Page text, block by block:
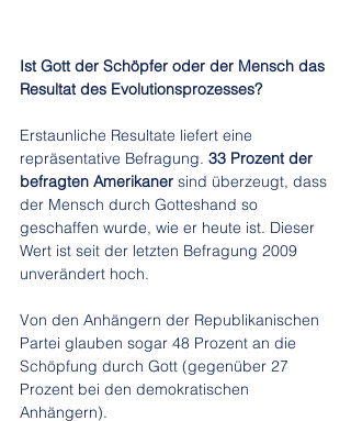
Ist Gott der Schöpfer oder der Mensch das
Resultat des Evolutionsprozesses?
Erstaunliche Resultate liefert eine
repräsentative Befragung. 33 Prozent der
befragten Amerikaner sind überzeugt, dass
der Mensch durch Gotteshand so
geschaffen wurde, wie er heute ist. Dieser
Wert ist seit der letzten Befragung 2009
unverändert hoch.
Von den Anhängern der Republikanischen
Partei glauben sogar 48 Prozent an die
Schöpfung durch Gott (gegenüber 27
Prozent bei den demokratischen
Anhängern).